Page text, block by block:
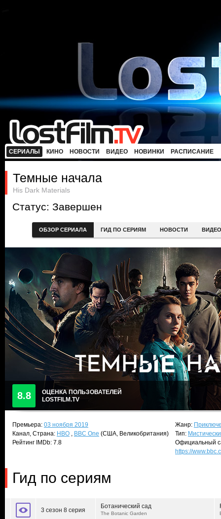
СЕРИАЛЫ КИНО НОВОСТИ ВИДЕО НОВИНКИ РАСПИСАНИЕ
Темные начала
His Dark Materials
Статус: Завершен
ОБЗОР СЕРИАЛА ГИД ПО СЕРИЯМ НОВОСТИ ВИДЕО
8.8
ОЦЕНКА ПОЛЬЗОВАТЕЛЕЙ
LOSTFILM.TV
Премьера: 03 ноября 2019
Канал, Страна: HBO , BBC One (США, Великобритания)
Рейтинг IMDb: 7.8
Жанр:
Тип:
Официальный
https://
Гид по сериям
3 сезон 8 серия
Ботанический сад
The Botanic Garden